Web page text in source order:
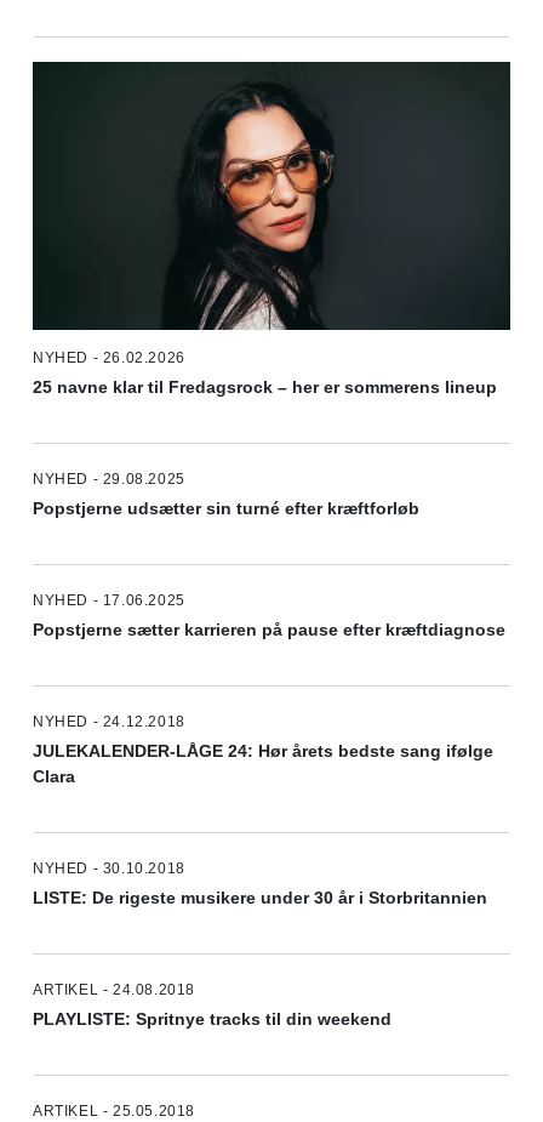
NYHED - 26.02.2026
25 navne klar til Fredagsrock – her er sommerens lineup
NYHED - 29.08.2025
Popstjerne udsætter sin turné efter kræftforløb
NYHED - 17.06.2025
Popstjerne sætter karrieren på pause efter kræftdiagnose
NYHED - 24.12.2018
JULEKALENDER-LÅGE 24: Hør årets bedste sang ifølge
Clara
NYHED - 30.10.2018
LISTE: De rigeste musikere under 30 år i Storbritannien
ARTIKEL - 24.08.2018
PLAYLISTE: Spritnye tracks til din weekend
ARTIKEL - 25.05.2018